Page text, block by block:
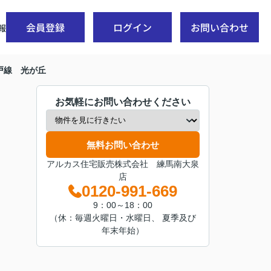
会員登録 ログイン お問い合わせ
線 光が丘
お気軽にお問い合わせください
無料お問い合わせ
アルカス住宅販売株式会社 練馬南大泉
店
0120-991-669
9：00～18：00
（休：毎週火曜日・水曜日、 夏季及び
年末年始）